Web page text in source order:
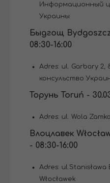
Информационный
Украины
Быдгощ
08:30-16:00
Adres: ul. Garbary 2,
консульство
Торунь Toruń -
Adres: ul. Wola
Влоцлавек
- 08:30-16:00
Adres: ul.Stanisława
Włocławek